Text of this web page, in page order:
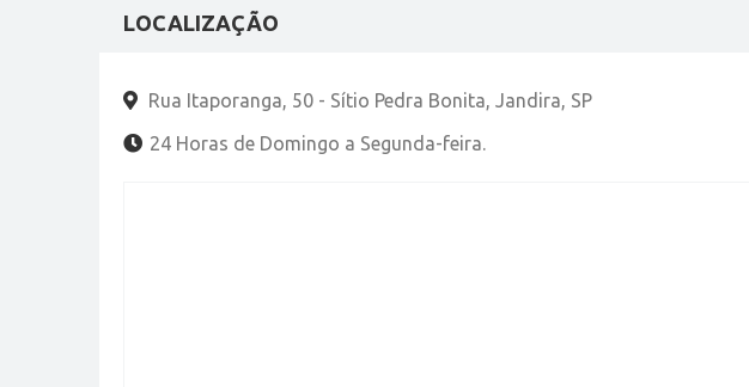
LOCALIZAÇÃO
Rua Itaporanga, 50 - Sítio Pedra Bonita, Jandira, SP
24 Horas de Domingo a Segunda-feira.